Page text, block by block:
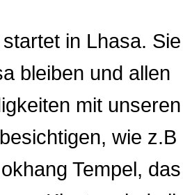
in Lhasa.
bleiben und allen
mit
wie z.B
Tempel,